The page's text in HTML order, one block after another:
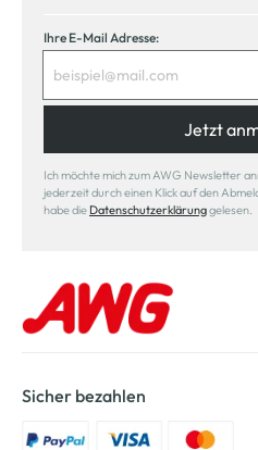
Ihre E-Mail Adresse:
Jetzt
Ich möchte mich zum AWG Newsletter
jederzeit durch einen Klick auf den
habe die Datenschutzerklärunggelesen.
Sicher bezahlen